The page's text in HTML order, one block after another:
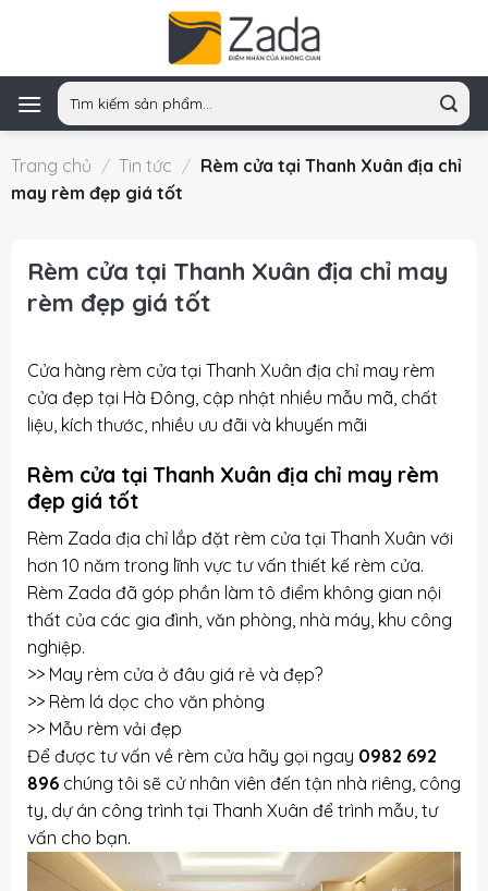
Tìm
kiếm:
Trang chủ / Tin tức / Rèm cửa tại Thanh Xuân địa chỉ
may rèm đẹp giá tốt
Rèm cửa tại Thanh Xuân địa chỉ may
rèm đẹp giá tốt
Cửa hàng rèm cửa tại Thanh Xuân địa chỉ may rèm
cửa đẹp tại Hà Đông, cập nhật nhiều mẫu mã, chất
liệu, kích thước, nhiều ưu đãi và khuyến mãi
Rèm cửa tại Thanh Xuân địa chỉ may rèm
đẹp giá tốt
Rèm Zada địa chỉ lắp đặt rèm cửa tại Thanh Xuân với
hơn 10 năm trong lĩnh vực tư vấn thiết kế rèm cửa.
Rèm Zada đã góp phần làm tô điểm không gian nội
thất của các gia đình, văn phòng, nhà máy, khu công
nghiệp.
>> May rèm cửa ở đâu giá rẻ và đẹp?
>> Rèm lá dọc cho văn phòng
>> Mẫu rèm vải đẹp
Để được tư vấn về rèm cửa hãy gọi ngay 0982 692
896chúng tôi sẽ cử nhân viên đến tận nhà riêng, công
ty, dự án công trình tại Thanh Xuân để trình mẫu, tư
vấn cho bạn.